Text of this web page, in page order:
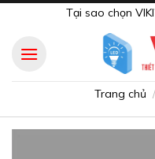
content
Tại sao chọn
Trang chủ /